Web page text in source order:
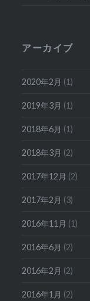
アーカイブ
2020年2月 (1)
2019年3月 (1)
2018年6月 (1)
2018年3月 (2)
2017年12月 (2)
2017年2月 (3)
2016年11月 (1)
2016年6月 (2)
2016年2月 (2)
2016年1月 (2)